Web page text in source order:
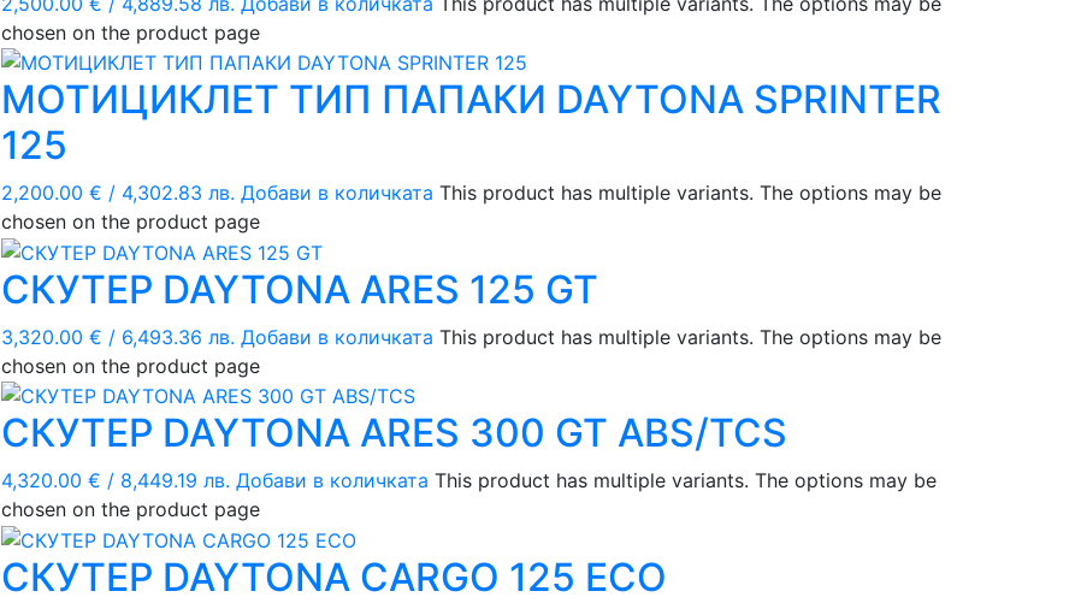
chosen on the product page
МОТИЦИКЛЕТ ТИП ПАПАКИ DAYTONA SPRINTER
125
2,200.00 € / 4,302.83 лв. Добави в количката This product has multiple variants. The options may be
chosen on the product page
СКУТЕР DAYTONA ARES 125 GT
3,320.00 € / 6,493.36 лв. Добави в количката This product has multiple variants. The options may be
chosen on the product page
СКУТЕР DAYTONA ARES 300 GT ABS/TCS
4,320.00 € / 8,449.19 лв. Добави в количката This product has multiple variants. The options may be
chosen on the product page
СКУТЕР DAYTONA CARGO 125 ECO